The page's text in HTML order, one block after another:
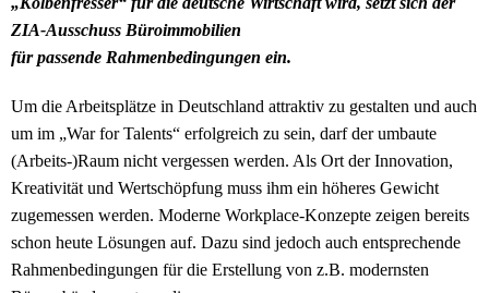
ZIA-Ausschuss Büroimmobilien
für passende Rahmenbedingungen ein.
Um die Arbeitsplätze in Deutschland attraktiv zu gestalten und auch
um im „War for Talents“ erfolgreich zu sein, darf der umbaute
(Arbeits-)Raum nicht vergessen werden. Als Ort der Innovation,
Kreativität und Wertschöpfung muss ihm ein höheres Gewicht
zugemessen werden. Moderne Workplace-Konzepte zeigen bereits
schon heute Lösungen auf. Dazu sind jedoch auch entsprechende
Rahmenbedingungen für die Erstellung von z.B. modernsten